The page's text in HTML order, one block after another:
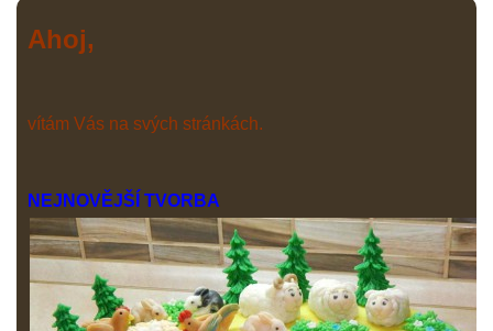
Ahoj,
vítám Vás na svých stránkách.
NEJNOVĚJŠÍ TVORBA